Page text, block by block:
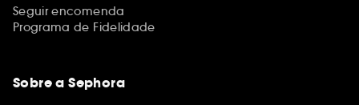
Seguir encomenda
Programa de Fidelidade
Sobre a Sephora